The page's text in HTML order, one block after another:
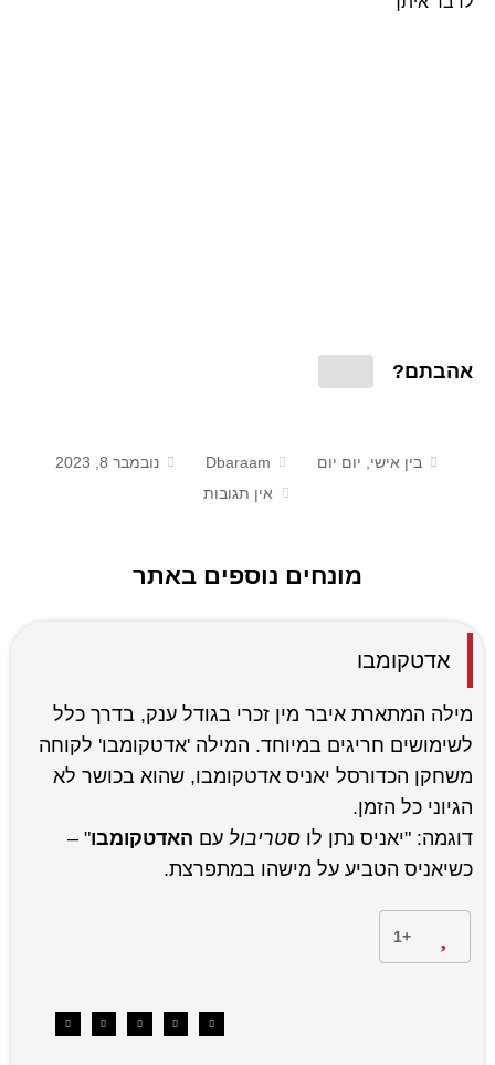
אהבתם?
בין אישי, יום יום Dbaraam
נובמבר 8, 2023
אין תגובות
מונחים נוספים באתר
אדטקומבו
מילה המתארת איבר מין זכרי בגודל ענק, בדרך כלל
לשימושים חריגים במיוחד. המילה 'אדטקומבו' לקוחה
משחקן הכדורסל יאניס אדטקומבו, שהוא בכושר לא
הגיוני כל הזמן.
דוגמה: "יאניס נתן לו סטריבול עם האדטקומבו" –
כשיאניס הטביע על מישהו במתפרצת.
+1